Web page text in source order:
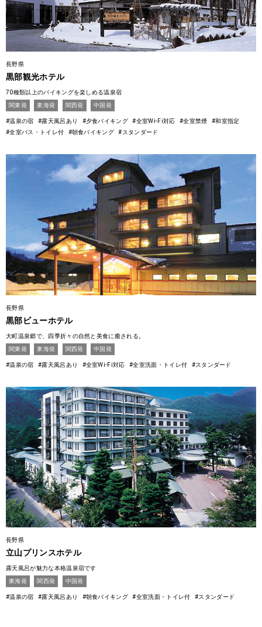
長野県
黒部観光ホテル
70種類以上のバイキングを楽しめる温泉宿
関東発
東海発 関西発 中国発
#温泉の宿 #露天風呂あり #夕食バイキング #全室Wi-Fi対応 #全室禁煙
#和室指定
#全室バス・トイレ付
#朝食バイキング #スタンダード
長野県
黒部ビューホテル
大町温泉郷で、四季折々の自然と美食に癒される。
関東発
東海発 関西発 中国発
#温泉の宿 #露天風呂あり #全室Wi-Fi対応 #全室洗面・トイレ付 #スタンダード
長野県
立山プリンスホテル
露天風呂が魅力な本格温泉宿です
東海発
関西発 中国発
#温泉の宿 #露天風呂あり #朝食バイキング #全室洗面・トイレ付 #スタンダード